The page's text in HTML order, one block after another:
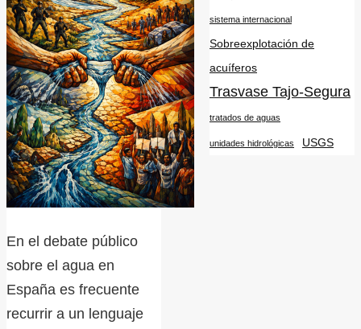
En el debate público
sobre el agua en
España es frecuente
recurrir a un lenguaje
sistema internacional
Sobreexplotación de
acuíferos
Trasvase Tajo-Segura
tratados de aguas
unidades hidrológicas USGS